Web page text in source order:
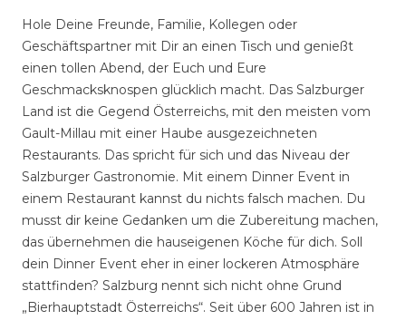
Hole Deine Freunde, Familie, Kollegen oder
Geschäftspartner mit Dir an einen Tisch und genießt
einen tollen Abend, der Euch und Eure
Geschmacksknospen glücklich macht. Das Salzburger
Land ist die Gegend Österreichs, mit den meisten vom
Gault-Millau mit einer Haube ausgezeichneten
Restaurants. Das spricht für sich und das Niveau der
Salzburger Gastronomie. Mit einem Dinner Event in
einem Restaurant kannst du nichts falsch machen. Du
musst dir keine Gedanken um die Zubereitung machen,
das übernehmen die hauseigenen Köche für dich. Soll
dein Dinner Event eher in einer lockeren Atmosphäre
stattfinden? Salzburg nennt sich nicht ohne Grund
„Bierhauptstadt Österreichs“. Seit über 600 Jahren ist in